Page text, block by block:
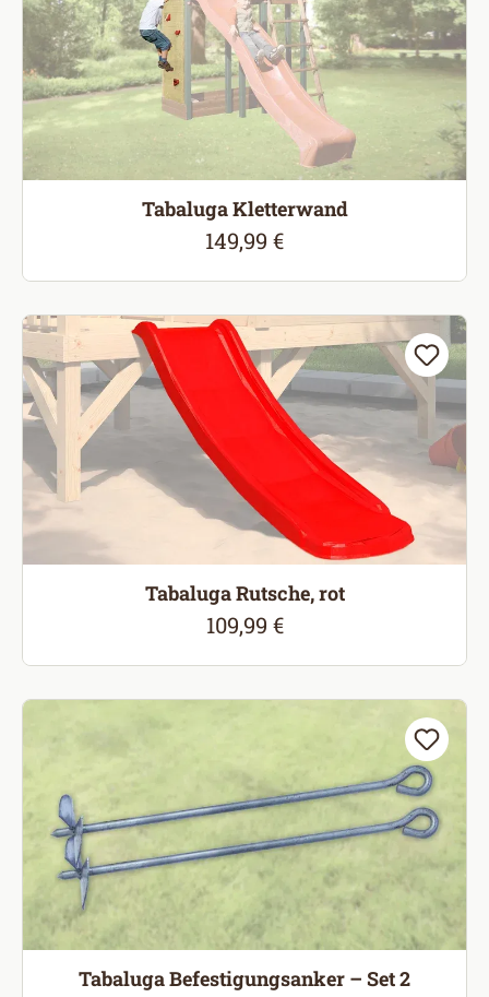
Tabaluga Kletterwand
Regulärer Preis:
149,99 €
Tabaluga Rutsche, rot
Regulärer Preis:
109,99 €
Tabaluga Befestigungsanker – Set 2